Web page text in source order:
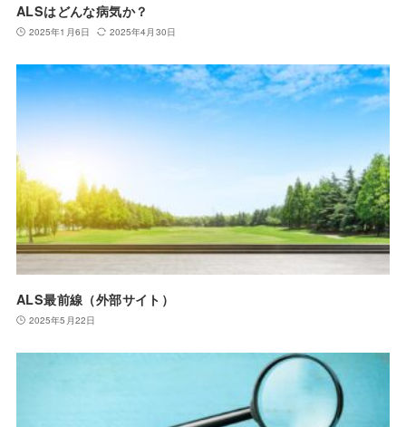
ALSはどんな病気か？
2025年1月6日 2025年4月30日
ALS最前線（外部サイト）
2025年5月22日